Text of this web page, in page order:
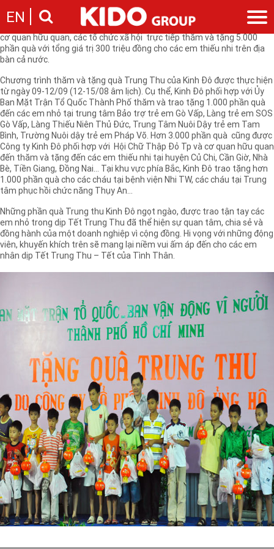
EN
Giới thiệu
Chặng đường
Cam kết của KIDO
Nhà sáng lập
Ngành hàng
Ngành dầu
Ngành gia vị
Ngành bánh
Tin tức
Tin tức & sự kiện
Thông cáo báo chí của tập đoàn
Nhà đầu tư
Thông điệp
Ban điều hành
Báo cáo
Thông tin cổ phần
Các công ty thành viên
Liên hệ
Liên hệ
Nghề nghiệp
Giới thiệu
Đón Tết Trung Thu – dịp Tết lớn thứ 2 trong năm của người Việt,
nhằm mang đến cho các em thiếu nhi có hoàn cảnh khó khăn vui đón
Tết trung thu thật ý nghĩa, ấm áp, công ty Kinh Đô phối hợp cùng các
cơ quan hữu quan, các tổ chức xã hội trực tiếp thăm và tặng 5.000
phần quà với tổng giá trị 300 triệu đồng cho các em thiếu nhi trên địa
bàn cả nước.
Chương trình thăm và tặng quà Trung Thu của Kinh Đô được thực hiện
từ ngày 09-12/09 (12-15/08 âm lịch). Cụ thể, Kinh Đô phối hợp với Ủy
Ban Mặt Trận Tổ Quốc Thành Phố thăm và trao tặng 1.000 phần quà
đến các em nhỏ tại trung tâm Bảo trợ trẻ em Gò Vấp, Làng trẻ em SOS
Gò Vấp, Làng Thiếu Niên Thủ Đức, Trung Tâm Nuôi Dậy trẻ em Tam
Bình, Trường Nuôi dậy trẻ em Pháp Võ. Hơn 3.000 phần quà cũng được
Công ty Kinh Đô phối hợp với Hội Chữ Thập Đỏ Tp và cơ quan hữu quan
đến thăm và tặng đến các em thiếu nhi tại huyện Củ Chi, Cần Giờ, Nhà
Bè, Tiền Giang, Đồng Nai… Tại khu vực phía Bắc, Kinh Đô trao tặng hơn
1.000 phần quà cho các cháu tại bệnh viện Nhi TW, các cháu tại Trung
tâm phục hồi chức năng Thụy An…
Những phần quà Trung thu Kinh Đô ngọt ngào, được trao tận tay các
em nhỏ trong dịp Tết Trung Thu đã thể hiện sự quan tâm, chia sẻ và
đồng hành của một doanh nghiệp vì cộng đồng. Hi vọng với những động
viên, khuyến khích trên sẽ mang lại niềm vui ấm áp đến cho các em
nhân dịp Tết Trung Thu – Tết của Tình Thân.